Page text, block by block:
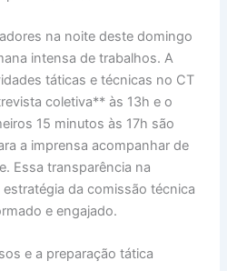
na noite deste domingo
intensa de trabalhos. A
táticas e técnicas no CT
coletiva** às 13h e o
15 minutos às 17h são
a imprensa acompanhar de
Essa transparência na
da comissão técnica
e engajado.
e a preparação tática